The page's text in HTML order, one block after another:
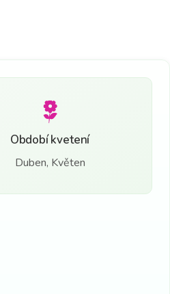
Období kvetení
Duben, Květen